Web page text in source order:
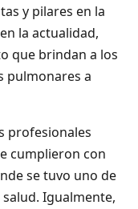
y pilares en la
la actualidad,
que brindan a los
pulmonares a
profesionales
cumplieron con
se tuvo uno de
Igualmente,